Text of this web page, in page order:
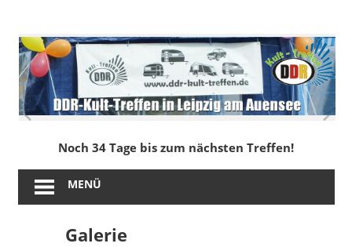
springen
DDR-
Kult-
Treffen
in
Leipzig
am
Noch 34 Tage bis zum nächsten Treffen!
MENÜ
Galerie